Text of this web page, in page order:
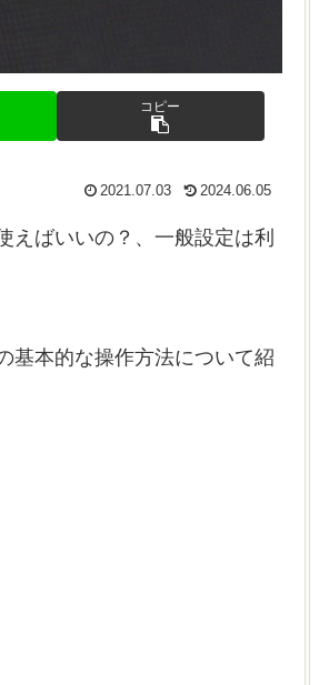
コピー
2021.07.03 2024.06.05
えばいいの？、一般設定は利
基本的な操作方法について紹